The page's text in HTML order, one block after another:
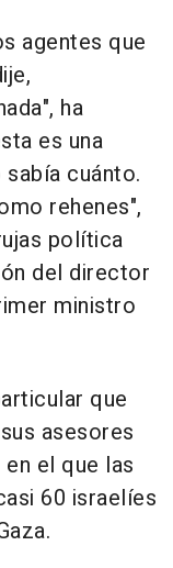
agentes que
ha
es una
cuánto.
rehenes",
política
del director
ministro
que
asesores
el que las
60 israelíes